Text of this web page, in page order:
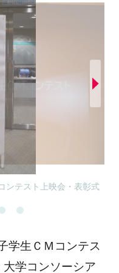
学生ＣＭコンテス
大学コンソーシア